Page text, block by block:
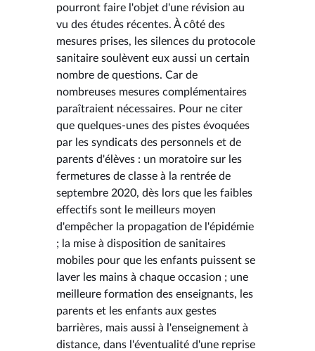
pourront faire l'objet d'une révision au
vu des études récentes. À côté des
mesures prises, les silences du protocole
sanitaire soulèvent eux aussi un certain
nombre de questions. Car de
nombreuses mesures complémentaires
paraîtraient nécessaires. Pour ne citer
que quelques-unes des pistes évoquées
par les syndicats des personnels et de
parents d'élèves : un moratoire sur les
fermetures de classe à la rentrée de
septembre 2020, dès lors que les faibles
effectifs sont le meilleurs moyen
d'empêcher la propagation de l'épidémie
; la mise à disposition de sanitaires
mobiles pour que les enfants puissent se
laver les mains à chaque occasion ; une
meilleure formation des enseignants, les
parents et les enfants aux gestes
barrières, mais aussi à l'enseignement à
distance, dans l'éventualité d'une reprise